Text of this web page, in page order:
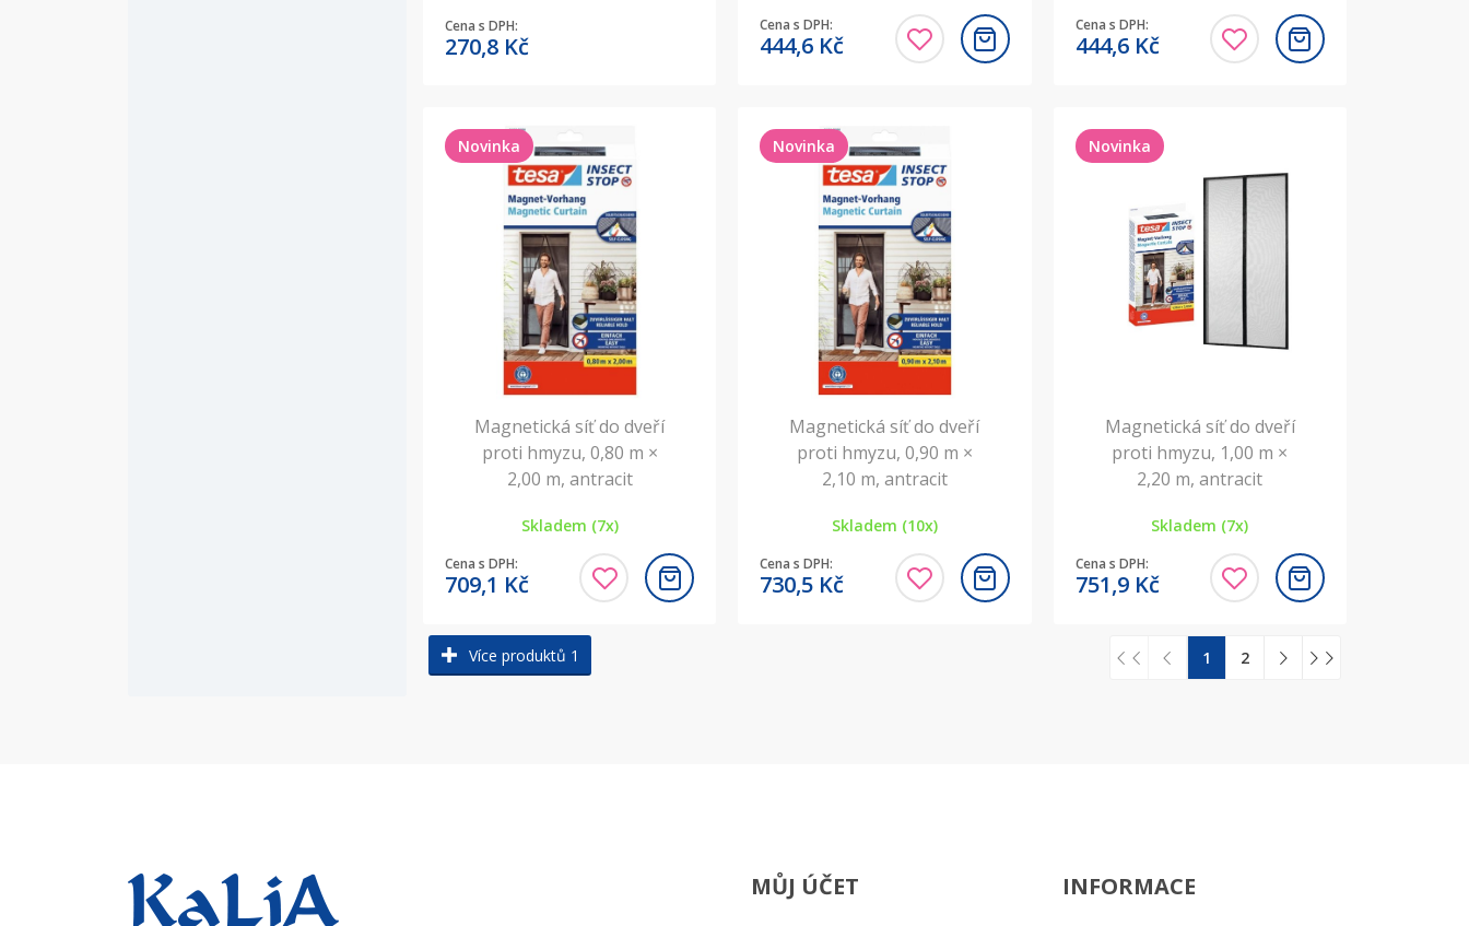
Cena s DPH:
270,8 Kč
Cena s DPH:
444,6 Kč
Cena s DPH:
444,6 Kč
Novinka
Magnetická síť do dveří
proti hmyzu, 0,80 m ×
2,00 m, antracit
Skladem (7x)
Cena s DPH:
709,1 Kč
Novinka
Magnetická síť do dveří
proti hmyzu, 0,90 m ×
2,10 m, antracit
Skladem (10x)
Cena s DPH:
730,5 Kč
Novinka
Magnetická síť do dveří
proti hmyzu, 1,00 m ×
2,20 m, antracit
Skladem (7x)
Cena s DPH:
751,9 Kč
Více produktů 1 1 2
MŮJ ÚČET INFORMACE